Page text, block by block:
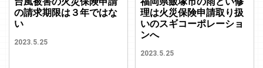
の請求期限は３年ではな
い
2023.5.25
理は火災保険申請取り扱
いのスギコーポレーショ
ンへ
2023.5.25